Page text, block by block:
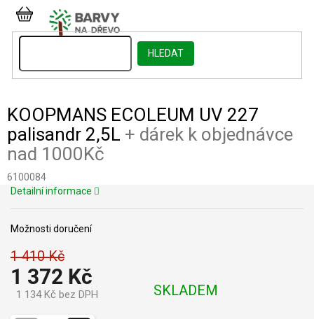
Přejít
obsah
HLEDAT
NÁKUPNÍ
KOOPMANS ECOLEUM UV 227
palisandr 2,5L + dárek k objednávce
nad 1000Kč
6100084
1 410 Kč
1 372 Kč
1 134 Kč bez DPH SKLADEM
Možnosti doručení
Detailní informace